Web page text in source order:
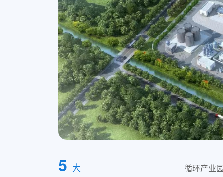
5 大 循环产业园